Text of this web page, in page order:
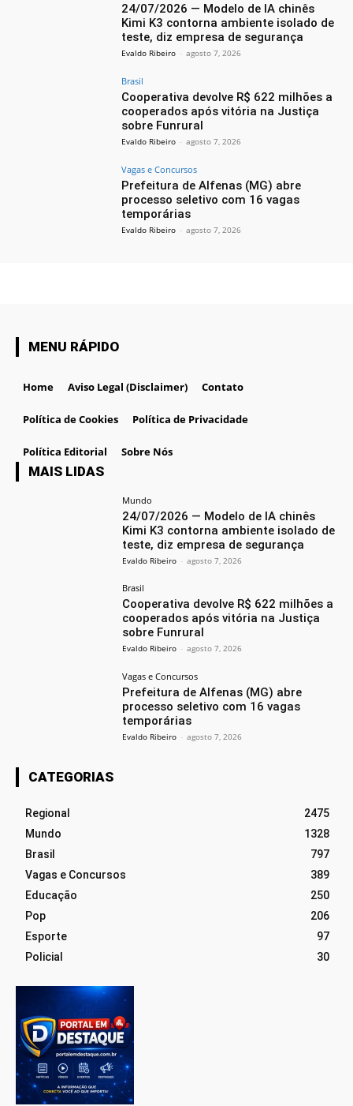
24/07/2026 — Modelo de IA chinês
Kimi K3 contorna ambiente isolado de
teste, diz empresa de segurança
Evaldo Ribeiro - agosto 7, 2026
Brasil
Cooperativa devolve R$ 622 milhões a
cooperados após vitória na Justiça
sobre Funrural
Evaldo Ribeiro - agosto 7, 2026
Vagas e Concursos
Prefeitura de Alfenas (MG) abre
processo seletivo com 16 vagas
temporárias
Evaldo Ribeiro - agosto 7, 2026
MENU RÁPIDO
Home Aviso Legal (Disclaimer) Contato
Política de Cookies Política de Privacidade
Política Editorial Sobre Nós
MAIS LIDAS
Mundo
24/07/2026 — Modelo de IA chinês
Kimi K3 contorna ambiente isolado de
teste, diz empresa de segurança
Evaldo Ribeiro - agosto 7, 2026
Brasil
Cooperativa devolve R$ 622 milhões a
cooperados após vitória na Justiça
sobre Funrural
Evaldo Ribeiro - agosto 7, 2026
Vagas e Concursos
Prefeitura de Alfenas (MG) abre
processo seletivo com 16 vagas
temporárias
Evaldo Ribeiro - agosto 7, 2026
CATEGORIAS
Regional
2475
Mundo
1328
Brasil
797
Vagas e Concursos
389
Educação
250
Pop
206
Esporte
97
Policial
30